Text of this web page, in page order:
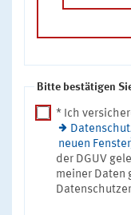
Bitte bestätigen
* Ich
neuen
der DGUV
meiner Daten